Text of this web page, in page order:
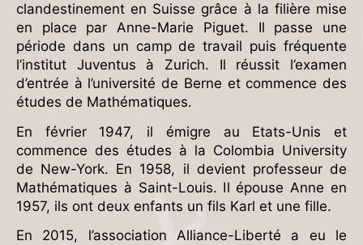
clandestinement en Suisse grâce à la filière mise
en place par Anne-Marie Piguet. Il passe une
période dans un camp de travail puis fréquente
l’institut Juventus à Zurich. Il réussit l’examen
d’entrée à l’université de Berne et commence des
études de Mathématiques.
En février 1947, il émigre au Etats-Unis et
commence des études à la Colombia University
de New-York. En 1958, il devient professeur de
Mathématiques à Saint-Louis. Il épouse Anne en
1957, ils ont deux enfants un fils Karl et une fille.
En 2015, l’association Alliance-Liberté a eu le